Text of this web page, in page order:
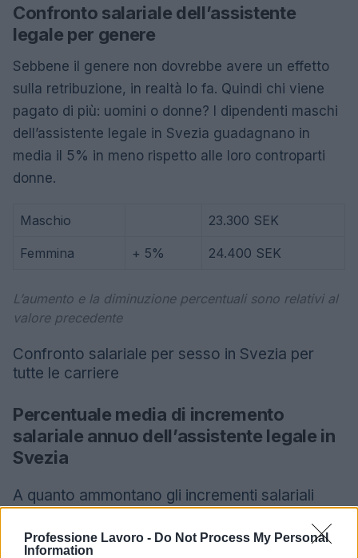
Professione Lavoro - Do Not Process My Personal
Information
Confronto salariale dell’assistente
legale per genere
Sebbene il genere non dovrebbe avere un effetto
sulla retribuzione, in realtà lo fa. Quindi chi viene
pagato di più: uomini o donne? I dipendenti maschi
dell’assistente legale in Svezia guadagnano in
media il 5% in meno rispetto alle loro controparti
donne.
Maschio 23.300 SEK
Femmina + 5% 24.400 SEK
L’aumento e la diminuzione percentuali sono relativi al
valore precedente
Confronto salariale per sesso in Svezia per
tutte le carriere
Percentuale media di incremento
salariale annuo dell’assistente legale in
Svezia
A quanto ammontano gli incrementi salariali
annuali in Svezia per gli assistenti legali? Con
che frequenza i dipendenti ottengono aumenti di
stipendio?